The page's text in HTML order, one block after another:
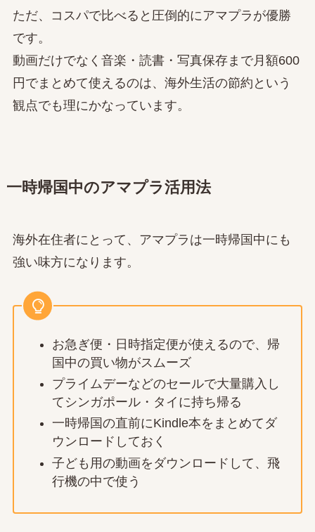
ただ、コスパで比べると圧倒的にアマプラが優勝
です。
動画だけでなく音楽・読書・写真保存まで月額600
円でまとめて使えるのは、海外生活の節約という
観点でも理にかなっています。
一時帰国中のアマプラ活用法
海外在住者にとって、アマプラは一時帰国中にも
強い味方になります。
お急ぎ便・日時指定便が使えるので、帰
国中の買い物がスムーズ
プライムデーなどのセールで大量購入し
てシンガポール・タイに持ち帰る
一時帰国の直前にKindle本をまとめてダ
ウンロードしておく
子ども用の動画をダウンロードして、飛
行機の中で使う